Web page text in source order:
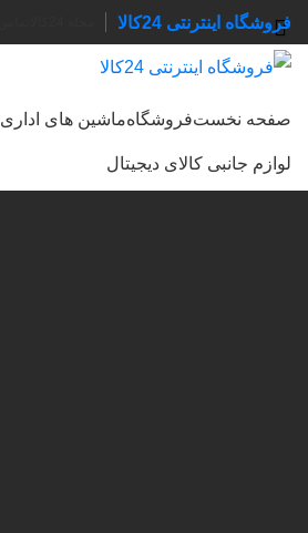
فروشگاه اینترنتی 24کالا
صفحه نخستفروشگاهماشین های اداری
لوازم جانبی کالای دیجیتال